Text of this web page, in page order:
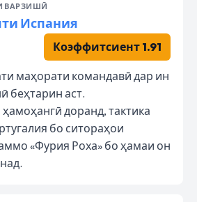
ВАРЗИШӢ
Испания
Коэффитсиент 1.91
маҳорати командавӣ дар ин
беҳтарин аст.
доранд, тактика
бо ситораҳои
«Фурия Роха» бо ҳамаи он